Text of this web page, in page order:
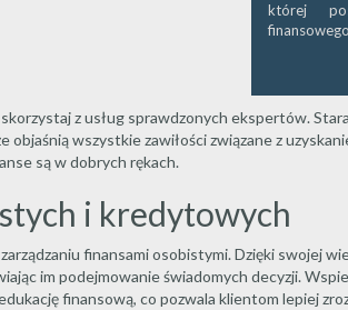
której
z usług sprawdzonych ekspertów.
wszystkie zawiłości związane z
są w dobrych rękach.
i kredytowych
finansami osobistymi. Dzięki swojej
im podejmowanie świadomych decyzji.
finansową, co pozwala klientom lepiej